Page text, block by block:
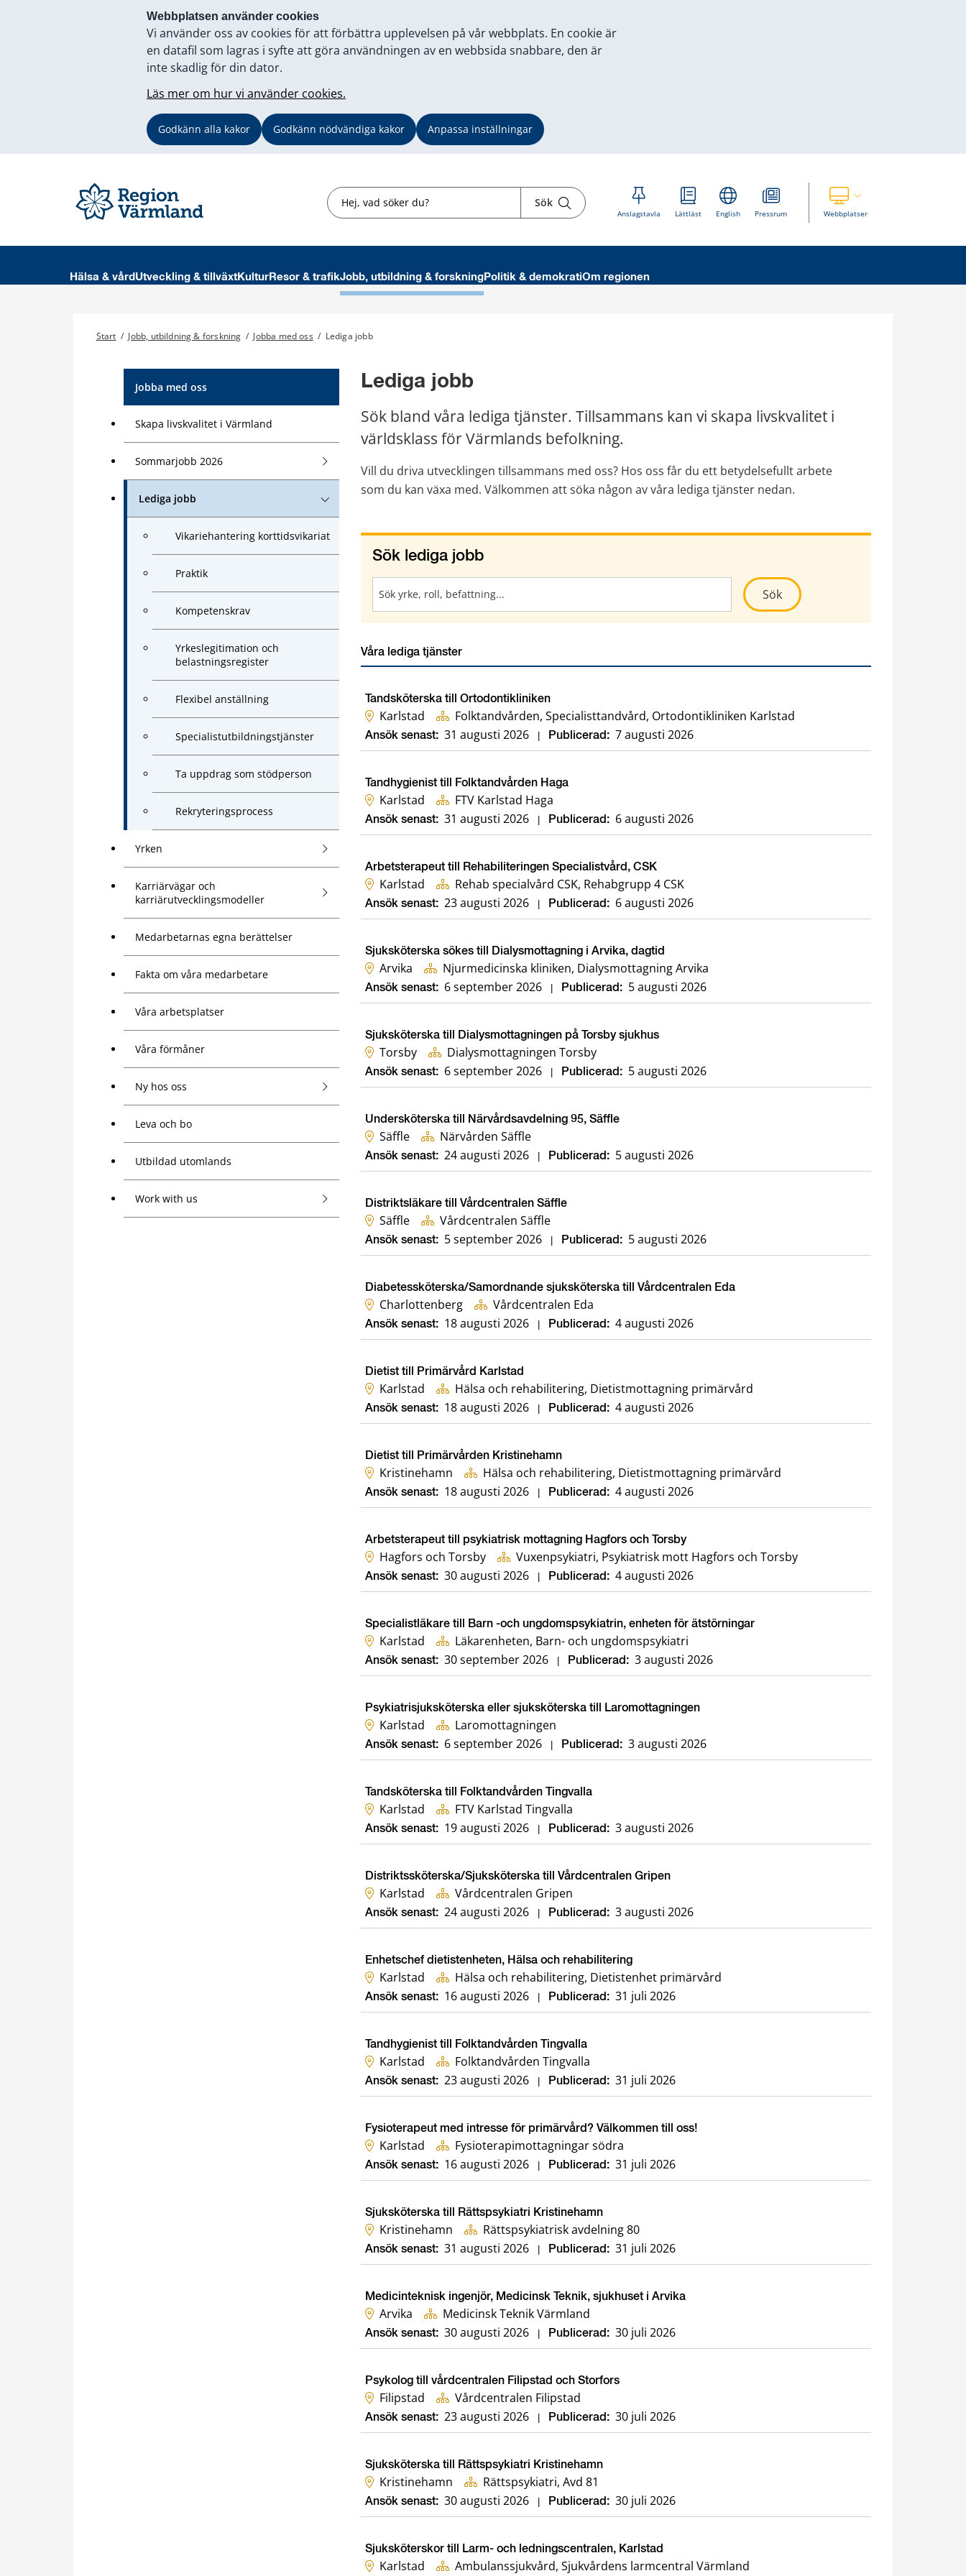
Webbplatsen använder cookies
Vi använder oss av cookies för att förbättra upplevelsen på vår webbplats. En cookie är
en datafil som lagras i syfte att göra användningen av en webbsida snabbare, den är
inte skadlig för din dator.
Läs mer om hur vi använder cookies.
Godkänn alla kakor Godkänn nödvändiga kakor Anpassa inställningar
Sök Sök
Anslagstavla Lättläst English Pressrum WebbplatserVisa våra andra webbplatser
Hälsa & vård Utveckling & tillväxtKulturResor & trafikJobb, utbildning & forskningPolitik & demokratiOm regionen
Start / Jobb, utbildning & forskning / Jobba med oss / Lediga jobb
Jobba med oss
Skapa livskvalitet i Värmland
Sommarjobb 2026
Lediga jobb
Vikariehantering korttidsvikariat
Praktik
Kompetenskrav
Yrkeslegitimation och
belastningsregister
Flexibel anställning
Specialistutbildningstjänster
Ta uppdrag som stödperson
Rekryteringsprocess
Yrken
Karriärvägar och
karriärutvecklingsmodeller
Medarbetarnas egna berättelser
Fakta om våra medarbetare
Våra arbetsplatser
Våra förmåner
Ny hos oss
Leva och bo
Utbildad utomlands
Work with us
Lediga jobb
Sök bland våra lediga tjänster. Tillsammans kan vi skapa livskvalitet i
världsklass för Värmlands befolkning.
Vill du driva utvecklingen tillsammans med oss? Hos oss får du ett betydelsefullt arbete
som du kan växa med. Välkommen att söka någon av våra lediga tjänster nedan.
Sök lediga jobb
SökKör sökning
Våra lediga tjänster
Tandsköterska till Ortodontikliniken
Karlstad Folktandvården, Specialisttandvård, Ortodontikliniken Karlstad
Ansök senast: 31 augusti 2026 | Publicerad: 7 augusti 2026
Tandhygienist till Folktandvården Haga
Karlstad FTV Karlstad Haga
Ansök senast: 31 augusti 2026 | Publicerad: 6 augusti 2026
Arbetsterapeut till Rehabiliteringen Specialistvård, CSK
Karlstad Rehab specialvård CSK, Rehabgrupp 4 CSK
Ansök senast: 23 augusti 2026 | Publicerad: 6 augusti 2026
Sjuksköterska sökes till Dialysmottagning i Arvika, dagtid
Arvika Njurmedicinska kliniken, Dialysmottagning Arvika
Ansök senast: 6 september 2026 | Publicerad: 5 augusti 2026
Sjuksköterska till Dialysmottagningen på Torsby sjukhus
Torsby Dialysmottagningen Torsby
Ansök senast: 6 september 2026 | Publicerad: 5 augusti 2026
Undersköterska till Närvårdsavdelning 95, Säffle
Säffle Närvården Säffle
Ansök senast: 24 augusti 2026 | Publicerad: 5 augusti 2026
Distriktsläkare till Vårdcentralen Säffle
Säffle Vårdcentralen Säffle
Ansök senast: 5 september 2026 | Publicerad: 5 augusti 2026
Diabetessköterska/Samordnande sjuksköterska till Vårdcentralen Eda
Charlottenberg Vårdcentralen Eda
Ansök senast: 18 augusti 2026 | Publicerad: 4 augusti 2026
Dietist till Primärvård Karlstad
Karlstad Hälsa och rehabilitering, Dietistmottagning primärvård
Ansök senast: 18 augusti 2026 | Publicerad: 4 augusti 2026
Dietist till Primärvården Kristinehamn
Kristinehamn Hälsa och rehabilitering, Dietistmottagning primärvård
Ansök senast: 18 augusti 2026 | Publicerad: 4 augusti 2026
Arbetsterapeut till psykiatrisk mottagning Hagfors och Torsby
Hagfors och Torsby Vuxenpsykiatri, Psykiatrisk mott Hagfors och Torsby
Ansök senast: 30 augusti 2026 | Publicerad: 4 augusti 2026
Specialistläkare till Barn -och ungdomspsykiatrin, enheten för ätstörningar
Karlstad Läkarenheten, Barn- och ungdomspsykiatri
Ansök senast: 30 september 2026 | Publicerad: 3 augusti 2026
Psykiatrisjuksköterska eller sjuksköterska till Laromottagningen
Karlstad Laromottagningen
Ansök senast: 6 september 2026 | Publicerad: 3 augusti 2026
Tandsköterska till Folktandvården Tingvalla
Karlstad FTV Karlstad Tingvalla
Ansök senast: 19 augusti 2026 | Publicerad: 3 augusti 2026
Distriktssköterska/Sjuksköterska till Vårdcentralen Gripen
Karlstad Vårdcentralen Gripen
Ansök senast: 24 augusti 2026 | Publicerad: 3 augusti 2026
Enhetschef dietistenheten, Hälsa och rehabilitering
Karlstad Hälsa och rehabilitering, Dietistenhet primärvård
Ansök senast: 16 augusti 2026 | Publicerad: 31 juli 2026
Tandhygienist till Folktandvården Tingvalla
Karlstad Folktandvården Tingvalla
Ansök senast: 23 augusti 2026 | Publicerad: 31 juli 2026
Fysioterapeut med intresse för primärvård? Välkommen till oss!
Karlstad Fysioterapimottagningar södra
Ansök senast: 16 augusti 2026 | Publicerad: 31 juli 2026
Sjuksköterska till Rättspsykiatri Kristinehamn
Kristinehamn Rättspsykiatrisk avdelning 80
Ansök senast: 31 augusti 2026 | Publicerad: 31 juli 2026
Medicinteknisk ingenjör, Medicinsk Teknik, sjukhuset i Arvika
Arvika Medicinsk Teknik Värmland
Ansök senast: 30 augusti 2026 | Publicerad: 30 juli 2026
Psykolog till vårdcentralen Filipstad och Storfors
Filipstad Vårdcentralen Filipstad
Ansök senast: 23 augusti 2026 | Publicerad: 30 juli 2026
Sjuksköterska till Rättspsykiatri Kristinehamn
Kristinehamn Rättspsykiatri, Avd 81
Ansök senast: 30 augusti 2026 | Publicerad: 30 juli 2026
Sjuksköterskor till Larm- och ledningscentralen, Karlstad
Karlstad Ambulanssjukvård, Sjukvårdens larmcentral Värmland